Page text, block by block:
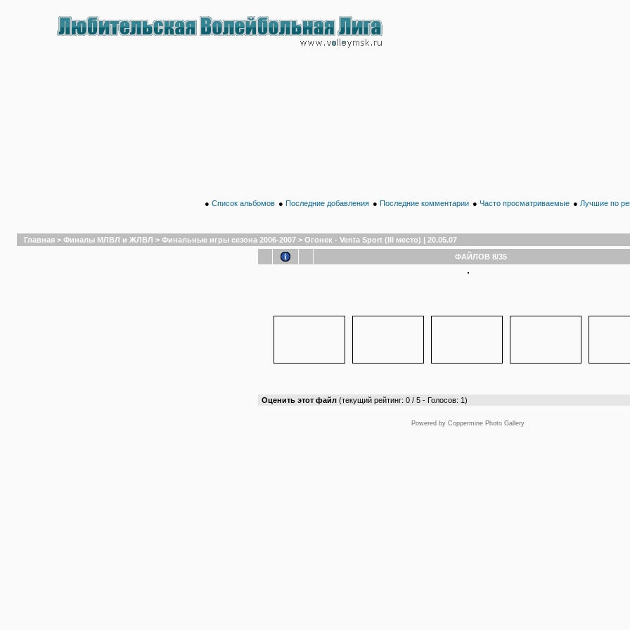
● Список альбомов ● Последние добавления ● Последние комментарии ● Часто просматриваемые ● Лучшие по
Главная > Финалы МЛВЛ и ЖЛВЛ > Финальные игры сезона 2006-2007 > Огонек - Venta Sport (III место) | 20.05.07
ФАЙЛОВ 8/35
Оценить этот файл (текущий рейтинг: 0 / 5 - Голосов: 1)
Powered by Coppermine Photo Gallery